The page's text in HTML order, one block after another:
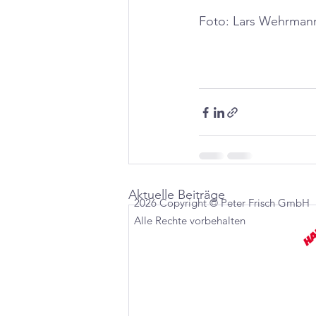
Foto: Lars
Aktuelle Beiträge
2026 Copyright © Peter Frisch GmbH
Alle Rechte vorbehalten